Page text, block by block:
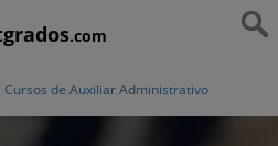
.com
Cursos de Auxiliar Administrativo